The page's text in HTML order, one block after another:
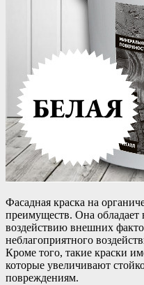
Фасадная краска на
преимуществ. Она обладает
воздействию внешних
неблагоприятного
Кроме того, такие краски
которые увеличивают
повреждениям.